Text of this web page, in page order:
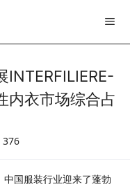
INTERFILIERE-
内衣市场综合占
376
国服装行业迎来了蓬勃